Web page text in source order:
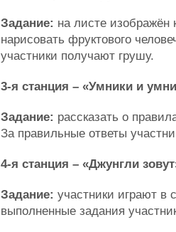
Задание: на листе изображён
нарисовать фруктового
участники получают грушу.
3-я станция – «Умники и
Задание: рассказать о
За правильные ответы
4-я станция – «Джунгли
Задание: участники играют в
выполненные задания